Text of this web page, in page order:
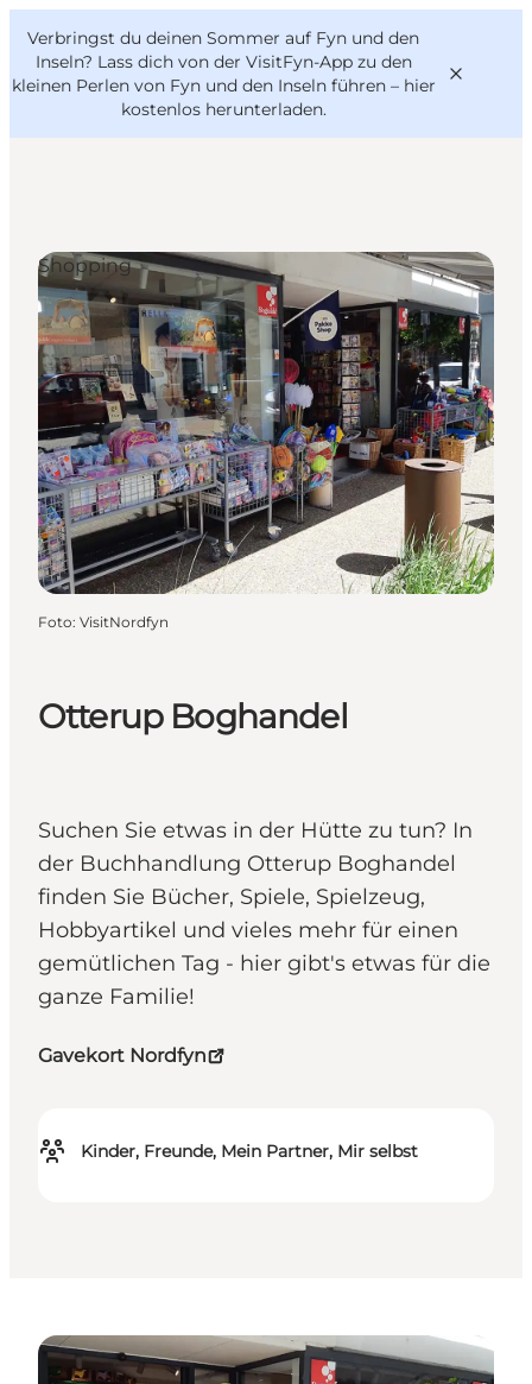
Verbringst du deinen Sommer auf Fyn und den
Inseln? Lass dich von der VisitFyn-App zu den
kleinen Perlen von Fyn und den Inseln führen – hier
kostenlos herunterladen.
Reise Ideen
Outdoor & bike
Essen & trinken
Übernachtung
VisitFyn
Deutsch
Otterup Boghandel
Suchen Sie etwas in der Hütte zu tun? In
der Buchhandlung Otterup Boghandel
finden Sie Bücher, Spiele, Spielzeug,
Hobbyartikel und vieles mehr für einen
gemütlichen Tag - hier gibt's etwas für die
ganze Familie!
Gavekort Nordfyn
Kinder, Freunde, Mein Partner, Mir selbst
Shopping
Foto: VisitNordfyn